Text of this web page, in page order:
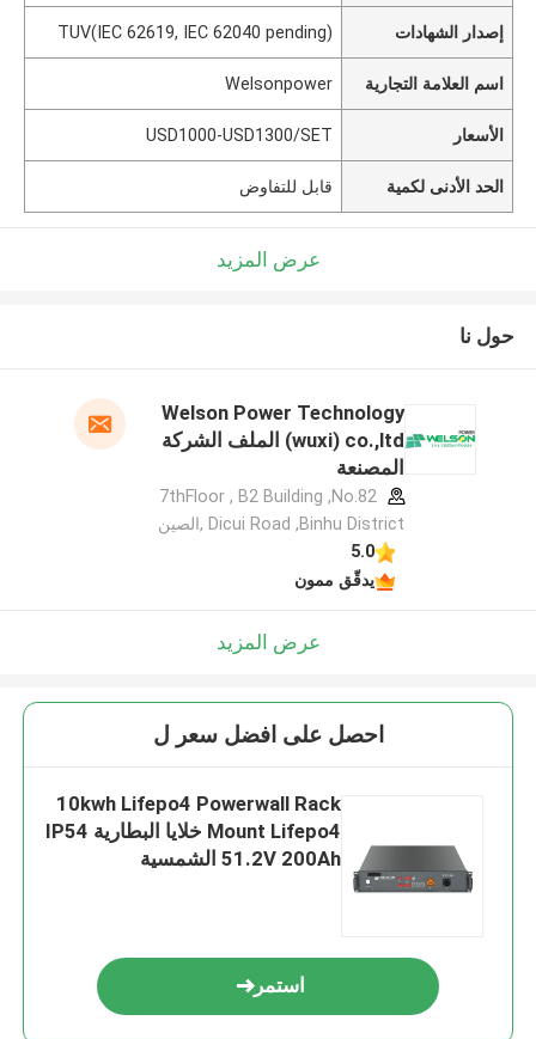
إصدار الشهادات TUV(IEC 62619, IEC 62040 pending)
اسم العلامة التجارية Welsonpower
الأسعار USD1000-USD1300/SET
الحد الأدنى لكمية قابل للتفاوض
عرض المزيد
حول نا
Welson Power Technology
(wuxi) co.,ltd الملف الشركة
المصنعة
7thFloor , B2 Building ,No.82
Dicui Road ,Binhu District ,الصين
5.0
يدقّق ممون
عرض المزيد
احصل على افضل سعر ل
10kwh Lifepo4 Powerwall Rack
Mount Lifepo4 خلايا البطارية IP54
51.2V 200Ah الشمسية
استمر